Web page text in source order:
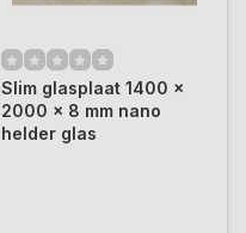
Slim glasplaat 1400 x
2000 x 8 mm nano
helder glas